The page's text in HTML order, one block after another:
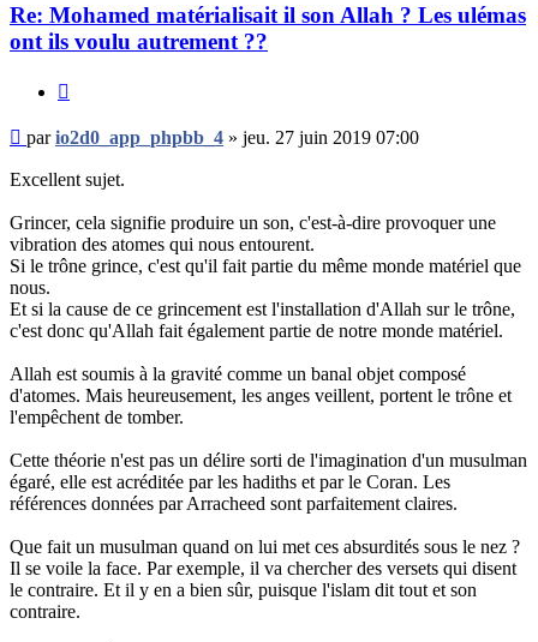
Re: Mohamed matérialisait il son Allah ? Les ulémas
ont ils voulu autrement ??
Message
non
lu
pario2d0_app_phpbb_4 » jeu. 27 juin 2019 07:00
Excellent sujet.
Grincer, cela signifie produire un son, c'est-à-dire provoquer une
vibration des atomes qui nous entourent.
Si le trône grince, c'est qu'il fait partie du même monde matériel que
nous.
Et si la cause de ce grincement est l'installation d'Allah sur le trône,
c'est donc qu'Allah fait également partie de notre monde matériel.
Allah est soumis à la gravité comme un banal objet composé
d'atomes. Mais heureusement, les anges veillent, portent le trône et
l'empêchent de tomber.
Cette théorie n'est pas un délire sorti de l'imagination d'un musulman
égaré, elle est acréditée par les hadiths et par le Coran. Les
références données par Arracheed sont parfaitement claires.
Que fait un musulman quand on lui met ces absurdités sous le nez ?
Il se voile la face. Par exemple, il va chercher des versets qui disent
le contraire. Et il y en a bien sûr, puisque l'islam dit tout et son
contraire.